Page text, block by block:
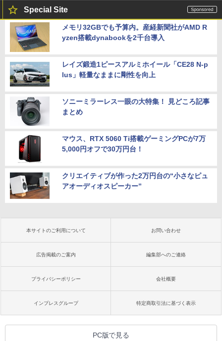
Special Site
メモリ32GBでも予算内。産経新聞社がAMD R
yzen搭載dynabookを2千台導入
レイズ鍛造1ピースアルミホイール「CE28 N-p
lus」軽量なままに剛性を向上
ソニーミラーレス一眼の大特集！ 見どころ記事
まとめ
マウス、RTX 5060 Ti搭載ゲーミングPCが7万
5,000円オフで30万円台！
クリエイティブが作った2万円台の“小さなピュ
アオーディオスピーカー”
本サイトのご利用について お問い合わせ
広告掲載のご案内 編集部へのご連絡
プライバシーポリシー 会社概要
インプレスグループ 特定商取引法に基づく表示
PC版で見る